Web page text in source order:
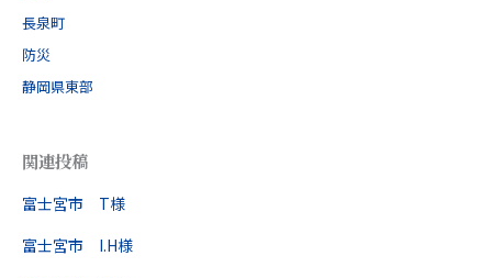
長泉町
防災
静岡県東部
関連投稿
富士宮市 T様
富士宮市 I.H様